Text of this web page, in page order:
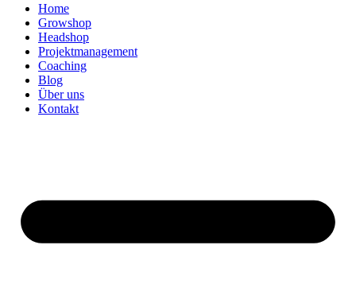
Home
Growshop
Headshop
Projektmanagement
Coaching
Blog
Über uns
Kontakt